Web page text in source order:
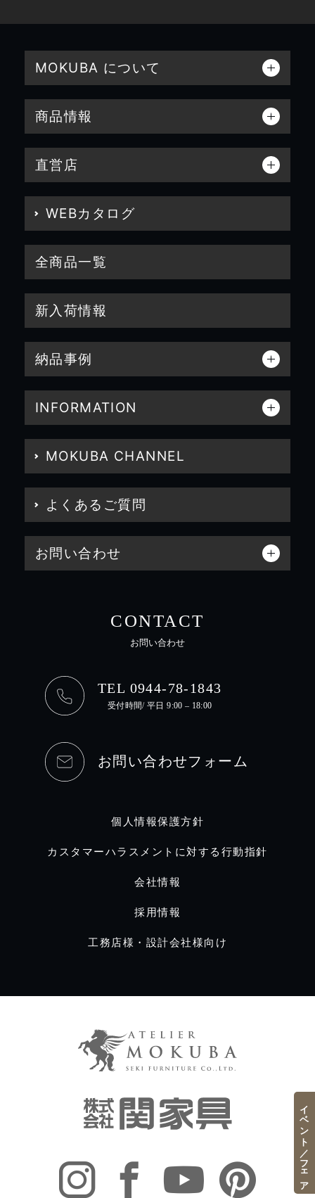
MOKUBA について
商品情報
直営店
WEBカタログ
全商品一覧
新入荷情報
納品事例
INFORMATION
MOKUBA CHANNEL
よくあるご質問
お問い合わせ
CONTACT
お問い合わせ
TEL 0944-78-1843
受付時間/ 平日 9:00 – 18:00
お問い合わせフォーム
個人情報保護方針
カスタマーハラスメントに対する行動指針
会社情報
採用情報
工務店様・設計会社様向け
イベント／フェア